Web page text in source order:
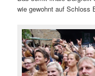
wie gewohnt auf Schloss